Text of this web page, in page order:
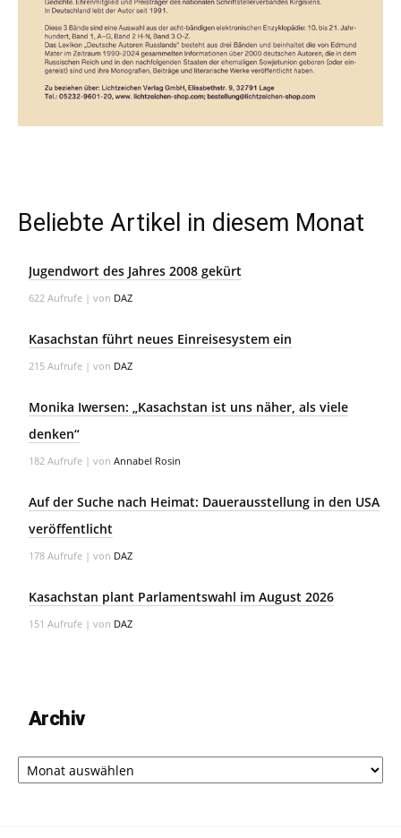
Beliebte Artikel in diesem Monat
Jugendwort des Jahres 2008 gekürt
622 Aufrufe | von DAZ
Kasachstan führt neues Einreisesystem ein
215 Aufrufe | von DAZ
Monika Iwersen: „Kasachstan ist uns näher, als viele
denken“
182 Aufrufe | von Annabel Rosin
Auf der Suche nach Heimat: Dauerausstellung in den USA
veröffentlicht
178 Aufrufe | von DAZ
Kasachstan plant Parlamentswahl im August 2026
151 Aufrufe | von DAZ
Archiv
Archiv